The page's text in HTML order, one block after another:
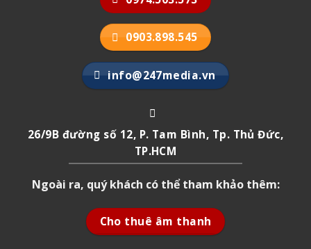
0903.898.545
info@247media.vn
26/9B đường số 12, P. Tam Bình, Tp. Thủ Đức,
TP.HCM
Ngoài ra, quý khách có thể tham khảo thêm:
Cho thuê âm thanh